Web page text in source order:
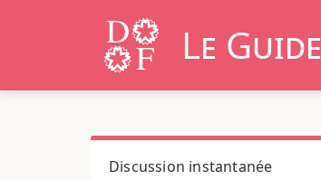
Le Guide
Discussion instantanée